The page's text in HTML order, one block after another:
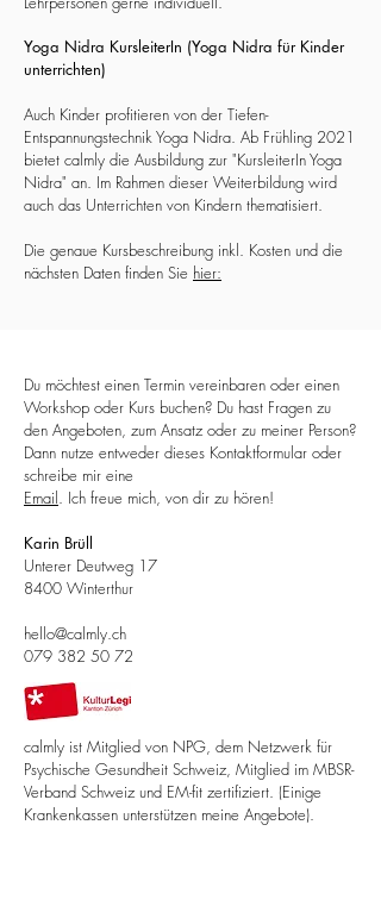
Yoga Nidra KursleiterIn (Yoga Nidra für Kinder
unterrichten)
Auch Kinder profitieren von der Tiefen-
Entspannungstechnik Yoga Nidra. Ab Frühling 2021
bietet calmly die Ausbildung zur "KursleiterIn Yoga
Nidra" an. Im Rahmen dieser Weiterbildung wird
auch das Unterrichten von Kindern thematisiert.
Die genaue Kursbeschreibung inkl. Kosten und die
nächsten Daten finden Sie hier:
Du möchtest einen Termin vereinbaren oder einen
Workshop oder Kurs buchen? Du hast Fragen zu
den Angeboten, zum Ansatz oder zu meiner Person?
Dann nutze entweder dieses Kontaktformular oder
schreibe mir eine
Email. Ich freue mich, von dir zu hören!
Karin Brüll
Unterer Deutweg 17
8400 Winterthur
hello@calmly.ch
079 382 50 72
calmly ist Mitglied von NPG, dem Netzwerk für
Psychische Gesundheit Schweiz, Mitglied im MBSR-
Verband Schweiz und EM-fit zertifiziert. (Einige
Krankenkassen unterstützen meine Angebote).